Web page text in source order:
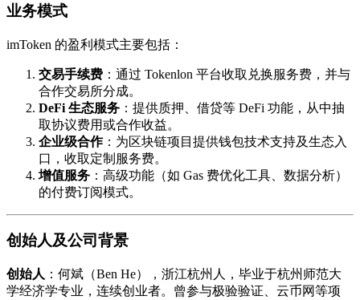
业务模式
imToken 的盈利模式主要包括：
交易手续费 ：通过 Tokenlon 平台收取兑换服务费，并与
合作交易所分成。
DeFi 生态服务 ：提供质押、借贷等 DeFi 功能，从中抽
取协议费用或合作收益。
企业级合作：为区块链项目提供钱包技术支持及生态入
口，收取定制服务费。
增值服务 ：高级功能（如 Gas 费优化工具、数据分析）
的付费订阅模式。
创始人及公司背景
创始人 ：何斌（Ben He），浙江杭州人，毕业于杭州师范大
学经济学专业，连续创业者。曾参与极验验证、云币网等项